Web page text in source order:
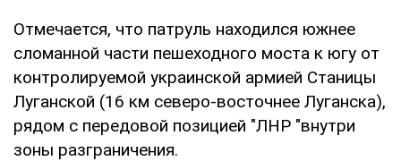
Отмечается, что патруль находился южнее
сломанной части пешеходного моста к югу от
контролируемой украинской армией Станицы
Луганской (16 км северо-восточнее Луганска),
рядом с передовой позицией "ЛНР "внутри
зоны разграничения.